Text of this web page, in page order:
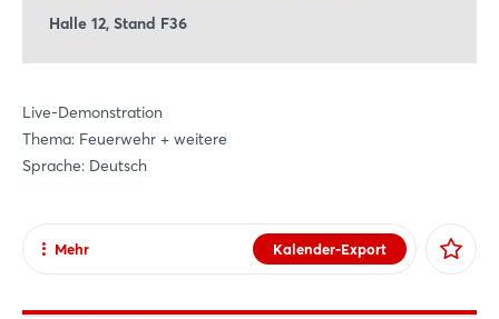
Halle 12, Stand F36
Live-Demonstration
Thema: Feuerwehr + weitere
Sprache: Deutsch
Kalender-Export
Mehr